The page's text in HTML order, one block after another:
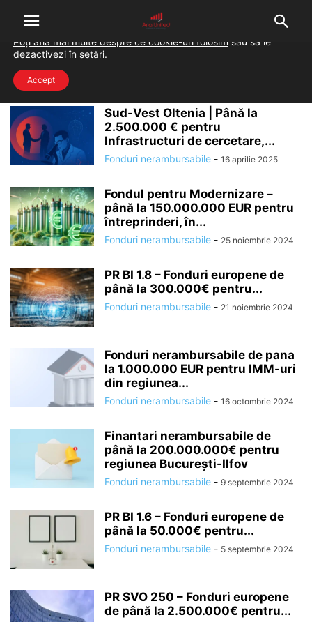
Home Tags Stiri finantari nerambursabile
stiri finantari nerambursabile
Sud-Vest Oltenia | Până la
2.500.000 € pentru
Infrastructuri de cercetare,...
Fonduri nerambursabile - 16 aprilie 2025
Fondul pentru Modernizare –
până la 150.000.000 EUR pentru
întreprinderi, în...
Fonduri nerambursabile - 25 noiembrie 2024
PR BI 1.8 – Fonduri europene de
până la 300.000€ pentru...
Fonduri nerambursabile - 21 noiembrie 2024
Fonduri nerambursabile de pana
la 1.000.000 EUR pentru IMM-uri
din regiunea...
Fonduri nerambursabile - 16 octombrie 2024
Finantari nerambursabile de
până la 200.000.000€ pentru
regiunea București-Ilfov
Fonduri nerambursabile - 9 septembrie 2024
PR BI 1.6 – Fonduri europene de
până la 50.000€ pentru...
Fonduri nerambursabile - 5 septembrie 2024
PR SVO 250 – Fonduri europene
de până la 2.500.000€ pentru...
Folosim cookie-uri pentru a-ți oferi cea mai bună experiență pe
situl nostru.
Poți afla mai multe despre ce cookie-uri folosim sau să le
dezactivezi în setări.
Accept